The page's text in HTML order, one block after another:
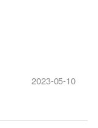
2023-05-10